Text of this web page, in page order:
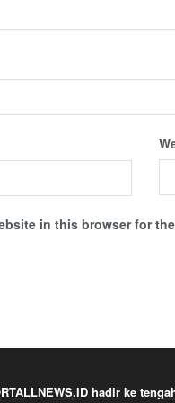
in this browser for
hadir ke